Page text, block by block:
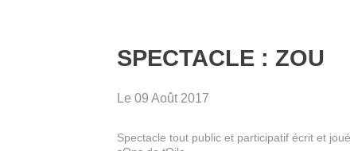
SPECTACLE : ZOU
Le 09 Août 2017
Spectacle tout public et participatif écrit et